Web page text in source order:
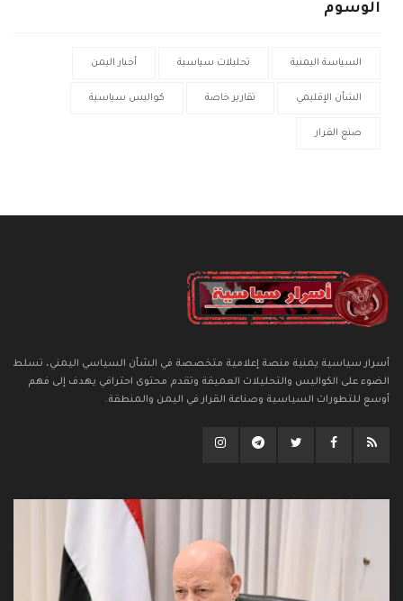
الوسوم
السياسة اليمنية تحليلات سياسية أخبار اليمن
الشأن الإقليمي تقارير خاصة كواليس سياسية
صنع القرار
أسرار سياسية يمنية منصة إعلامية متخصصة في الشأن السياسي اليمني، تسلط
الضوء على الكواليس والتحليلات العميقة وتقدم محتوى احترافي يهدف إلى فهم
أوسع للتطورات السياسية وصناعة القرار في اليمن والمنطقة.